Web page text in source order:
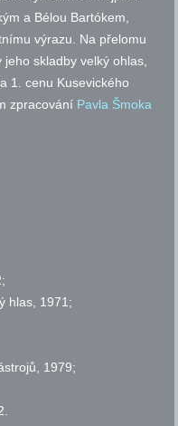
a Bélou Bartókem,
výrazu. Na přelomu
skladby velký ohlas,
1. cenu Kusevického
zpracování Pavla Šmoka
hlas, 1971;
1979;